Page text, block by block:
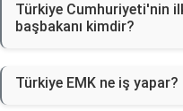
Türkiye Cumhuriyeti'nin
başbakanı kimdir?
Türkiye EMK ne iş yapar?